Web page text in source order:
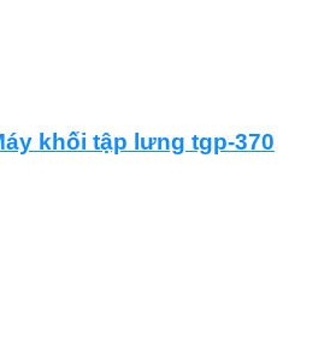
khối tập lưng tgp-370